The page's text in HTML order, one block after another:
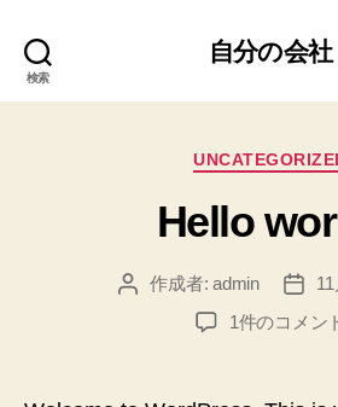
検索
自分の会社
カ
ゴ
リ
Hello
投
作成者:admin
投
稿
Hello
1件のコメン